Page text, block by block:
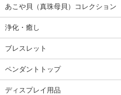
あこや貝（真珠母貝）コレクション
浄化・癒し
ブレスレット
ペンダントトップ
ディスプレイ用品